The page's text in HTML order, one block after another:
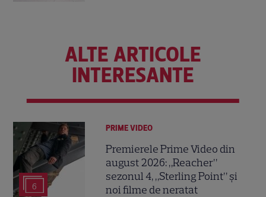
ALTE ARTICOLE
INTERESANTE
6
PRIME VIDEO
Premierele Prime Video din
august 2026: „Reacher”
sezonul 4, „Sterling Point” și
noi filme de neratat